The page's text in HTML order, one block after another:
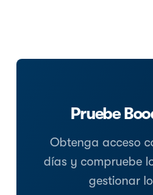
Pruebe
Obtenga acceso
días y compruebe
gestionar